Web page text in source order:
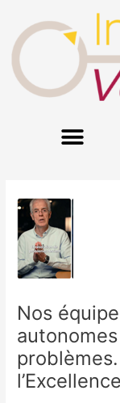
contenu
Nos
l’Excellence